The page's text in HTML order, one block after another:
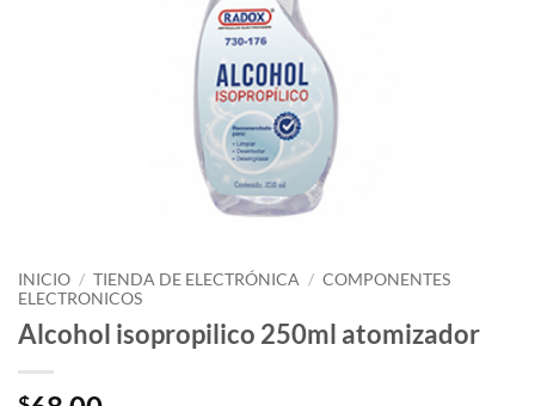
INICIO / TIENDA DE ELECTRÓNICA / COMPONENTES
ELECTRONICOS
Alcohol isopropilico 250ml atomizador